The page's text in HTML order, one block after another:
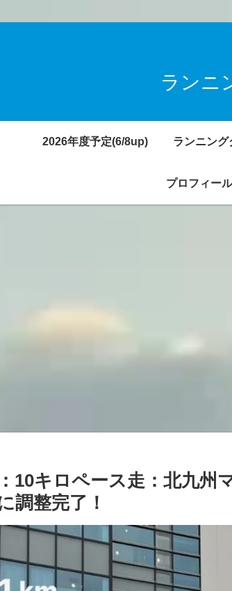
ランニ
2026年度予定(6/8up) ランニング
プロフィー
10キロペース走：北九州
調整完了！